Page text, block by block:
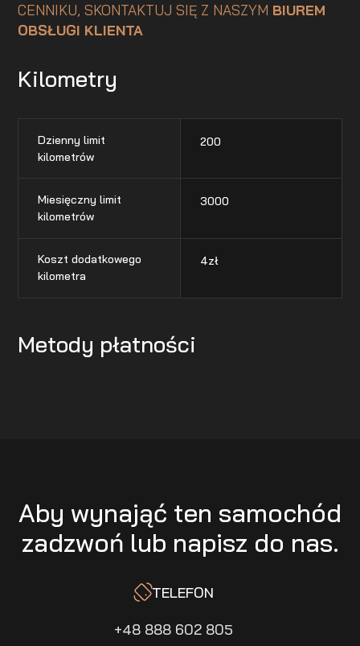
CENNIKU, SKONTAKTUJ SIĘ Z NASZYM BIUREM
OBSŁUGI KLIENTA
Kilometry
Dzienny limit
kilometrów
200
Miesięczny limit
kilometrów
3000
Koszt dodatkowego
kilometra
4zł
Metody płatności
Aby wynająć ten samochód
zadzwoń lub napisz do nas.
TELEFON
+48 888 602 805